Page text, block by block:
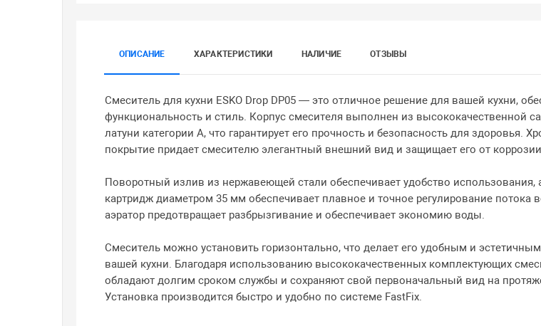
ОПИСАНИЕ ХАРАКТЕРИСТИКИ НАЛИЧИЕ ОТЗЫВЫ
Смеситель для кухни ESKO Drop DP05 — это отличное решение для вашей кухни,
функциональность и стиль. Корпус смесителя выполнен из высококачественной
латуни категории А, что гарантирует его прочность и безопасность для здоровья.
покрытие придает смесителю элегантный внешний вид и защищает его от
Поворотный излив из нержавеющей стали обеспечивает удобство использования,
картридж диаметром 35 мм обеспечивает плавное и точное регулирование потока
аэратор предотвращает разбрызгивание и обеспечивает экономию воды.
Смеситель можно установить горизонтально, что делает его удобным и
вашей кухни. Благодаря использованию высококачественных комплектующих
обладают долгим сроком службы и сохраняют свой первоначальный вид на
Установка производится быстро и удобно по системе FastFix.